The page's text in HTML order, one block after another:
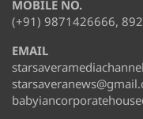
MOBILE NO.
(+91) 9871426666,
EMAIL